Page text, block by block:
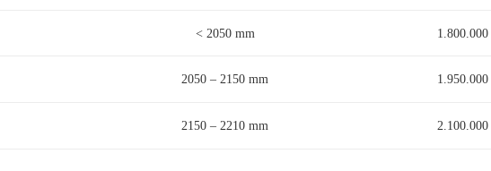
< 2050 mm 1.800.000
2050 – 2150 mm 1.950.000
2150 – 2210 mm 2.100.000